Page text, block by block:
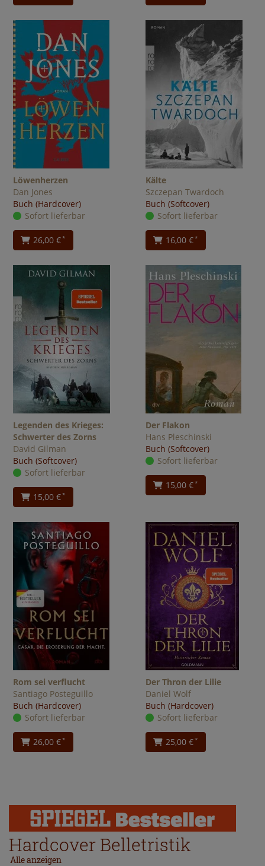
Löwenherzen
Dan Jones
Buch (Hardcover)
Sofort lieferbar
26,00 €*
Kälte
Szczepan Twardoch
Buch (Softcover)
Sofort lieferbar
16,00 €*
Legenden des Krieges:
Schwerter des Zorns
David Gilman
Buch (Softcover)
Sofort lieferbar
15,00 €*
Der Flakon
Hans Pleschinski
Buch (Softcover)
Sofort lieferbar
15,00 €*
Rom sei verflucht
Santiago Posteguillo
Buch (Hardcover)
Sofort lieferbar
26,00 €*
Der Thron der Lilie
Daniel Wolf
Buch (Hardcover)
Sofort lieferbar
25,00 €*
Hardcover Belletristik
Alle anzeigen